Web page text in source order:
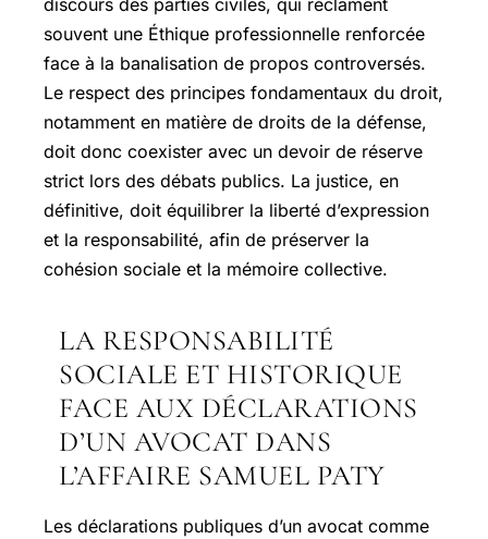
discours des parties civiles, qui réclament
souvent une Éthique professionnelle renforcée
face à la banalisation de propos controversés.
Le respect des principes fondamentaux du droit,
notamment en matière de droits de la défense,
doit donc coexister avec un devoir de réserve
strict lors des débats publics. La justice, en
définitive, doit équilibrer la liberté d’expression
et la responsabilité, afin de préserver la
cohésion sociale et la mémoire collective.
LA RESPONSABILITÉ
SOCIALE ET HISTORIQUE
FACE AUX DÉCLARATIONS
D’UN AVOCAT DANS
L’AFFAIRE SAMUEL PATY
Les déclarations publiques d’un avocat comme